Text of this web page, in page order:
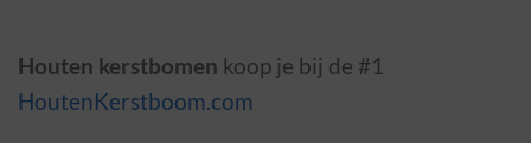
Houten kerstbomen koop je bij de #1
HoutenKerstboom.com